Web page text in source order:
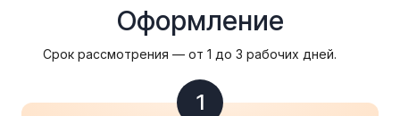
Оформление
Срок рассмотрения — от 1 до 3 рабочих дней.
1